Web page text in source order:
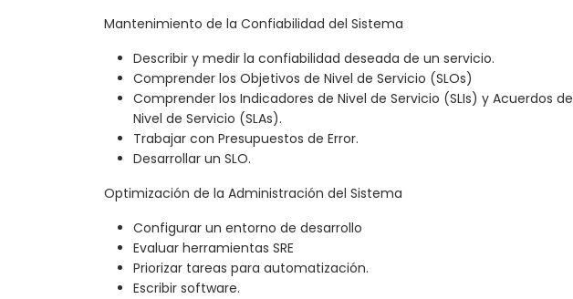
Mantenimiento de la Confiabilidad del Sistema
Describir y medir la confiabilidad deseada de un servicio.
Comprender los Objetivos de Nivel de Servicio (SLOs)
Comprender los Indicadores de Nivel de Servicio (SLIs) y Acuerdos de
Nivel de Servicio (SLAs).
Trabajar con Presupuestos de Error.
Desarrollar un SLO.
Optimización de la Administración del Sistema
Configurar un entorno de desarrollo
Evaluar herramientas SRE
Priorizar tareas para automatización.
Escribir software.